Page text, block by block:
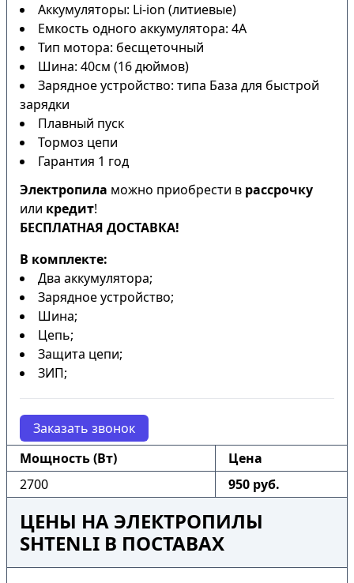
Аккумуляторы: Li-ion (литиевые)
Емкость одного аккумулятора: 4А
Тип мотора: бесщеточный
Шина: 40см (16 дюймов)
Зарядное устройство: типа База для быстрой
зарядки
Плавный пуск
Тормоз цепи
Гарантия 1 год
Электропила можно приобрести в рассрочку
или кредит!
БЕСПЛАТНАЯ ДОСТАВКА!
В комплекте:
Два аккумулятора;
Зарядное устройство;
Шина;
Цепь;
Защита цепи;
ЗИП;
Заказать звонок
Мощность (Вт)
Цена
2700
950 руб.
ЦЕНЫ НА ЭЛЕКТРОПИЛЫ
SHTENLI В ПОСТАВАХ